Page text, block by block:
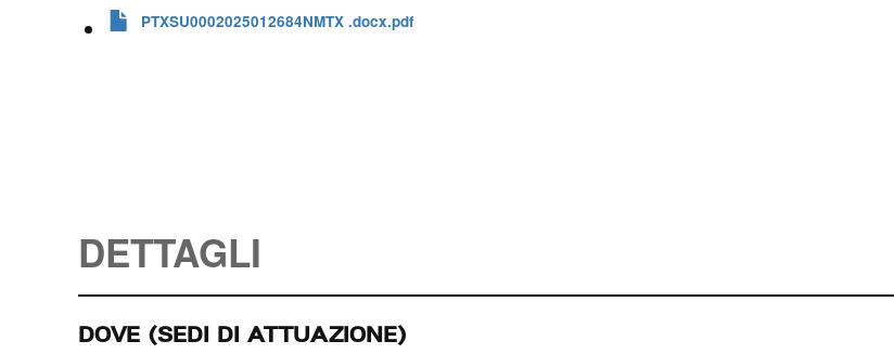
DETTAGLI
DOVE (SEDI DI ATTUAZIONE)
PTXSU0002025012684NMTX .docx.pdf